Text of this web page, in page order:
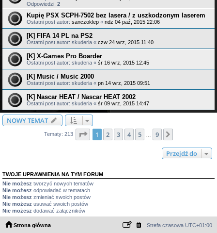
Odpowiedzi: 2
Kupię PSX SCPH-7502 bez lasera / z uszkodzonym laserem
Ostatni post autor: sanczoklep « ndz 04 paź, 2015 22:06
[K] FIFA 14 PL na PS2
Ostatni post autor: skuderia « czw 24 wrz, 2015 11:40
[K] X-Games Pro Boarder
Ostatni post autor: skuderia « śr 16 wrz, 2015 12:45
[K] Music / Music 2000
Ostatni post autor: skuderia « pn 14 wrz, 2015 09:51
[K] Nascar HEAT / Nascar HEAT 2002
Ostatni post autor: skuderia « śr 09 wrz, 2015 14:47
NOWY TEMAT
Tematy: 213 Strona z9
1 2 3 4 5 9
Przejdź do
TWOJE UPRAWNIENIA NA TYM FORUM
Nie możesz tworzyć nowych tematów
Nie możesz odpowiadać w tematach
Nie możesz zmieniać swoich postów
Nie możesz usuwać swoich postów
Nie możesz dodawać załączników
Strona główna Strefa czasowa UTC+01:00